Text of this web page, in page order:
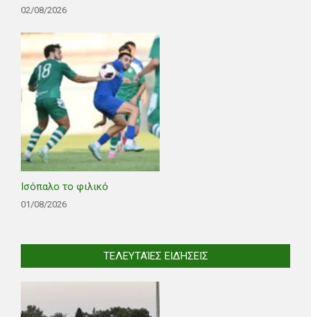
02/08/2026
Ισόπαλο το φιλικό
01/08/2026
ΤΕΛΕΥΤΑΊΕΣ ΕΙΔΉΣΕΙΣ